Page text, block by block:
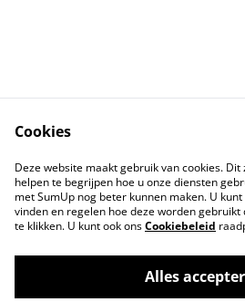
Contact
Privacybeleid
Cookies
Deze website maakt gebruik van cookies.
helpen te begrijpen hoe u onze diensten
met SumUp nog beter kunnen maken. U
vinden en regelen hoe deze worden
te klikken. U kunt ook onsCookiebeleid
Alles